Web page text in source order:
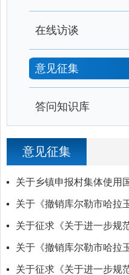
在线访谈
意见征集
答问知识库
意见征集